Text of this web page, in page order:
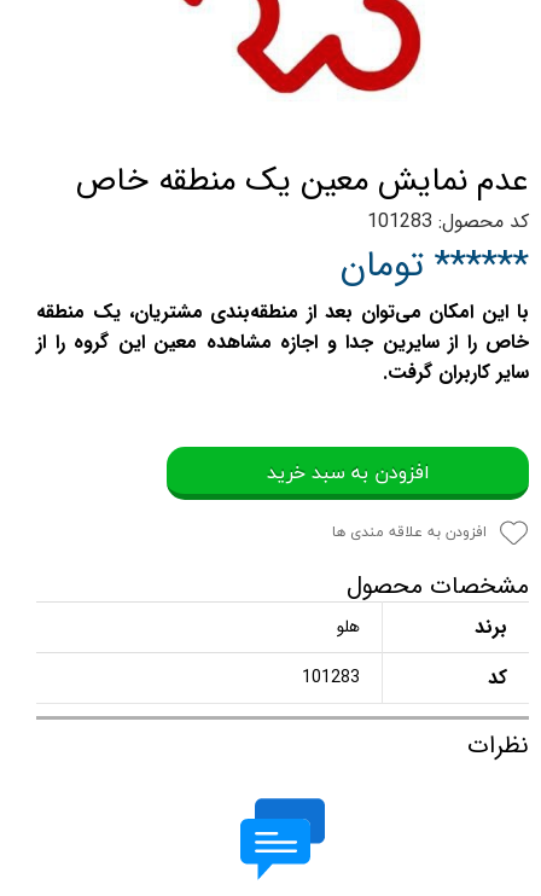
عدم نمایش معین یک منطقه خاص
کد محصول: 101283
****** تومان
با این امکان می‌توان بعد از منطقه‌بندی مشتریان، یک منطقه
خاص را از سایرین جدا و اجازه مشاهده معین این گروه را از
سایر کاربران گرفت.
افزودن به سبد خرید
افزودن به علاقه مندی ها
مشخصات محصول
برند هلو
کد 101283
نظرات